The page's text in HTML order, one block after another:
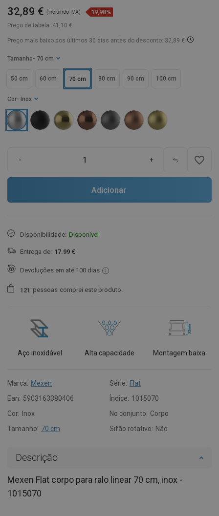
Preço de tabela: 41,10 €
32,89 € (incluindo IVA) 19,98%
Preço mais baixo dos últimos 30 dias antes do desconto: 32,89 €
Tamanho - 70 cm
50 cm 60 cm 70 cm 80 cm 90 cm 100 cm
Cor - Inox
- + favorite_border
Adicionar
Disponibilidade: Disponível
Entrega de: 17.99 €
Devoluções em até 100 dias
1 21 pessoas comprei este produto.
Aço inoxidável Alta capacidade Montagem baixa
Marca: Mexen Série: Flat
Ean: 5903163380406 Índice: 1015070
Cor:
Inox No conjunto: Corpo
Tamanho: 70 cm Sifão rotativo: Não
Descrição
Mexen Flat corpo para ralo linear 70 cm, inox -
1015070